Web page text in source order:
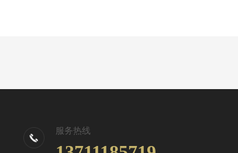
服务热线